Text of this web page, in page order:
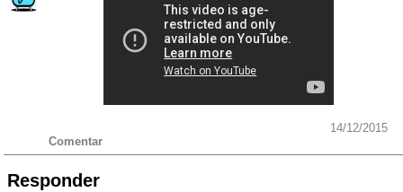
14/12/2015
Comentar
Responder